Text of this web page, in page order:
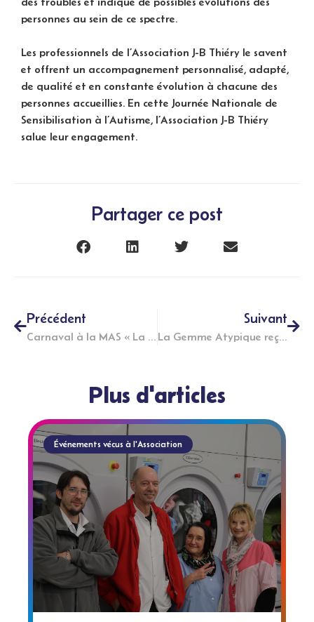
personnes au sein de ce spectre.
Les professionnels de l’Association J-B Thiéry le savent
et offrent un accompagnement personnalisé, adapté,
de qualité et en constante évolution à chacune des
personnes accueillies. En cette Journée Nationale de
Sensibilisation à l’Autisme, l’Association J-B Thiéry
salue leur engagement.
Partager ce post
Précédent
Carnaval à la MAS « La Volière » à Moyen
Suivant
La Gemme Atypique reçoit le Maire de Nancy, Mathieu KLEIN
Plus d'articles
Événements vécus à l'Association